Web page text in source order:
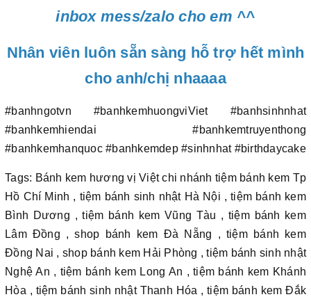
inbox mess/zalo cho em ^^
Nhân viên luôn sẵn sàng hỗ trợ hết mình
cho anh/chị nhaaaa
#banhngotvn #banhkemhuongviViet #banhsinhnhat
#banhkemhiendai #banhkemtruyenthong
#banhkemhanquoc #banhkemdep #sinhnhat #birthdaycake
Tags: Bánh kem hương vị Việt chi nhánh tiệm bánh kem Tp
Hồ Chí Minh , tiệm bánh sinh nhật Hà Nội , tiệm bánh kem
Bình Dương , tiệm bánh kem Vũng Tàu , tiệm bánh kem
Lâm Đồng , shop bánh kem Đà Nẵng , tiệm bánh kem
Đồng Nai , shop bánh kem Hải Phòng , tiệm bánh sinh nhật
Nghệ An , tiệm bánh kem Long An , tiệm bánh kem Khánh
Hòa , tiệm bánh sinh nhật Thanh Hóa , tiệm bánh kem Đắk